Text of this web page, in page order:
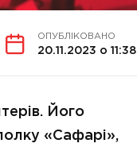
ОПУБЛІКОВАНО
20.11.2023 о 11:38
Його
«Сафарі»,